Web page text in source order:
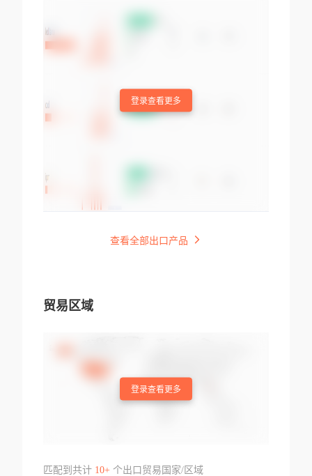
登录查看更多
查看全部出口产品
贸易区域
登录查看更多
匹配到共计 10+个出口贸易国家/区域